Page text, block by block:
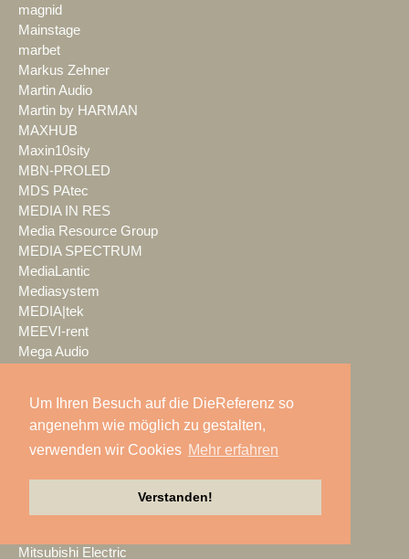
Um Ihren Besuch auf die DieReferenz so
angenehm wie möglich zu gestalten,
verwenden wir Cookies Mehr erfahren
Verstanden!
magnid
Mainstage
marbet
Markus Zehner
Martin Audio
Martin by HARMAN
MAXHUB
Maxin10sity
MBN-PROLED
MDS PAtec
MEDIA IN RES
Media Resource Group
MEDIA SPECTRUM
MediaLantic
Mediasystem
MEDIA|tek
MEEVI-rent
Mega Audio
Merging Technologies
Mersive
Meyer Sound
Ministry of Light
Mitsubishi Electric